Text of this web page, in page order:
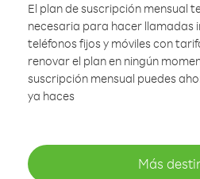
El plan de suscripción mensual
necesaria para hacer llamadas
teléfonos fijos y móviles con
renovar el plan en ningún
suscripción mensual puedes
ya haces
Más